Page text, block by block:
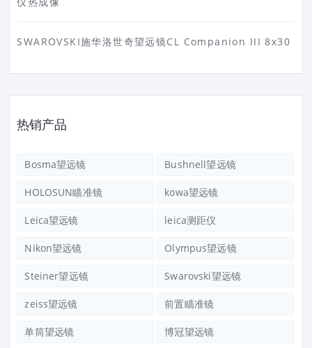
SWAROVSKI施华洛世奇望远镜CL Companion III 8x30
热销产品
Bosma望远镜 Bushnell望远镜
HOLOSUN瞄准镜 kowa望远镜
Leica望远镜 leica测距仪
Nikon望远镜 Olympus望远镜
Steiner望远镜 Swarovski望远镜
zeiss望远镜 前置瞄准镜
单筒望远镜 博冠望远镜